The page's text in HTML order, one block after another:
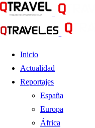
Inicio
Actualidad
Reportajes
España
Europa
África